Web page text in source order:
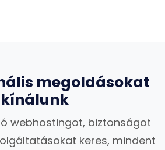
megoldásokat
kínálunk
webhostingot, biztonságot
keres, mindent